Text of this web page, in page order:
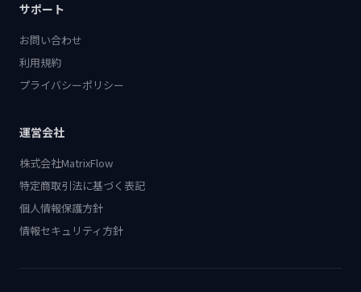
サポート
お問い合わせ
利用規約
プライバシーポリシー
運営会社
株式会社MatrixFlow
特定商取引法に基づく表記
個人情報保護方針
情報セキュリティ方針